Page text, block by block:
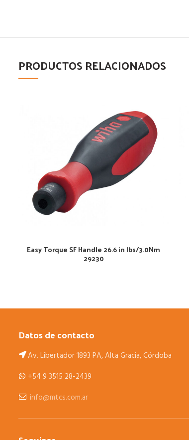
PRODUCTOS RELACIONADOS
Easy Torque SF Handle 26.6 in lbs/3.0Nm
29230
Datos de contacto
Av. Libertador 1893 PA, Alta Gracia, Córdoba
+54 9 3515 28-2439
info@mtcs.com.ar